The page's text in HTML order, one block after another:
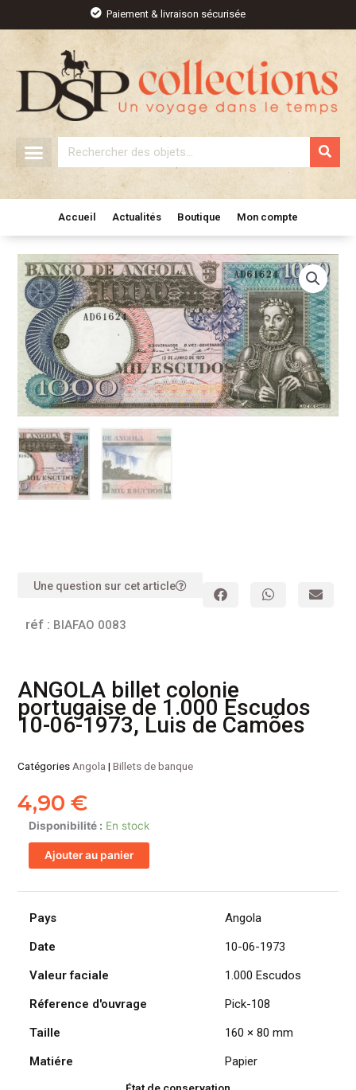
contenu
Paiement & livraison sécurisée
Rechercher
Accueil Actualités Boutique Mon compte
Une question sur cet article
réf : BIAFAO 0083
ANGOLA billet colonie
portugaise de 1.000 Escudos
10-06-1973, Luis de Camões
CatégoriesAngola |Billets de banque
4,90€
Disponibilité : En stock
quantité
de
ANGOLA
colonie
portugaise
1.000
10-
06-
Luis
Ajouter au panier
Pays
Angola
Date
10-06-1973
Valeur faciale
1.000 Escudos
Réference d'ouvrage
Pick-108
Taille
160 × 80 mm
Matiére
Papier